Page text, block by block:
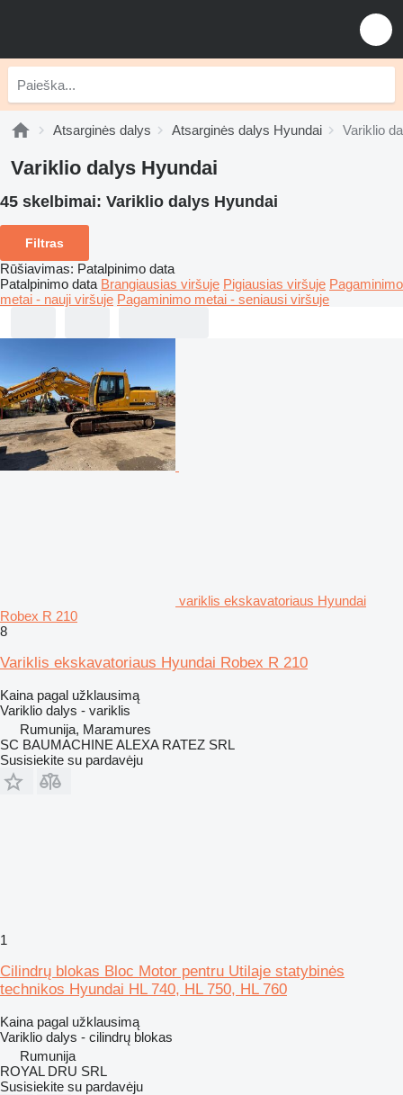
Atsarginės dalys Atsarginės dalys Hyundai Variklio
Variklio dalys Hyundai
45 skelbimai: Variklio dalys Hyundai
Filtras
Rūšiavimas: Patalpinimo data
Patalpinimo data Brangiausias viršuje Pigiausias viršuje Pagaminimo
metai - nauji viršuje Pagaminimo metai - seniausi viršuje
variklis ekskavatoriaus Hyundai
Robex R 210
8
Variklis ekskavatoriaus Hyundai Robex R 210
Kaina pagal užklausimą
Variklio dalys - variklis
Rumunija, Maramures
SC BAUMACHINE ALEXA RATEZ SRL
Susisiekite su pardavėju
1
Cilindrų blokas Bloc Motor pentru Utilaje statybinės
technikos Hyundai HL 740, HL 750, HL 760
Kaina pagal užklausimą
Variklio dalys - cilindrų blokas
Rumunija
ROYAL DRU SRL
Susisiekite su pardavėju